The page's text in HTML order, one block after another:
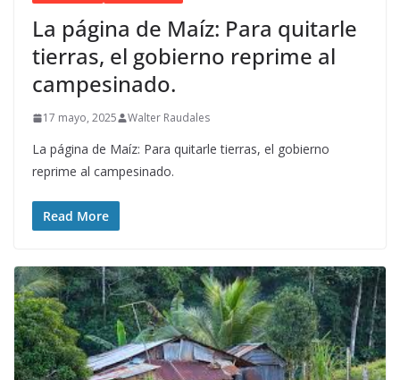
La página de Maíz: Para quitarle
tierras, el gobierno reprime al
campesinado.
17 mayo, 2025 Walter Raudales
La página de Maíz: Para quitarle tierras, el gobierno
reprime al campesinado.
Read More